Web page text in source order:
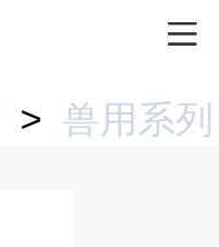
> 兽用系列